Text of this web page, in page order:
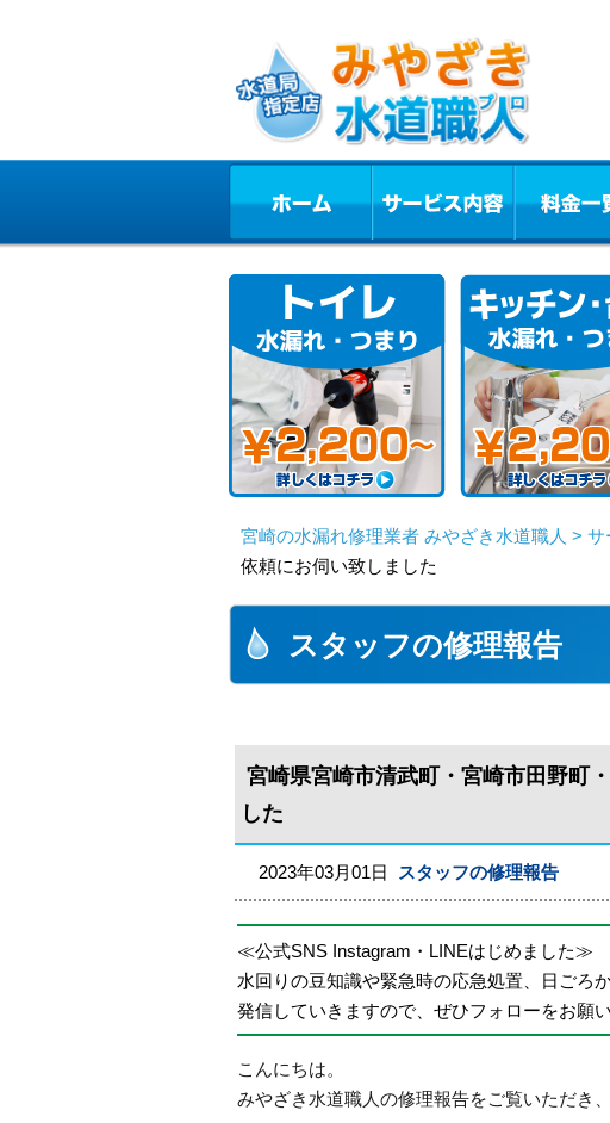
宮崎の水漏れ修理業者 みやざき水道職人 > サ
依頼にお伺い致しました
スタッフの修理報告
宮崎県宮崎市清武町・宮崎市田野町
した
2023年03月01日 スタッフの修理報告
≪公式SNS Instagram・LINEはじめました≫
水回りの豆知識や緊急時の応急処置、日ごろ
発信していきますので、ぜひフォローをお願
こんにちは。
みやざき水道職人の修理報告をご覧いただき